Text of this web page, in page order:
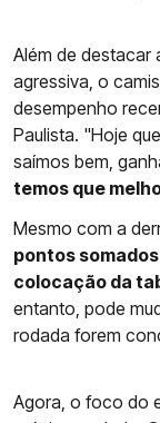
Além de destacar
agressiva, o
desempenho
Paulista. "Hoje
saímos bem,
temos que
Mesmo com a
pontos
colocação da
entanto, pode
rodada forem
Agora, o foco do